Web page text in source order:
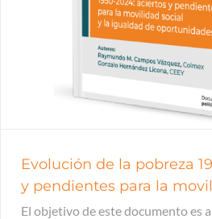
Evolución de la pobreza
y pendientes para la
El objetivo de este documento es